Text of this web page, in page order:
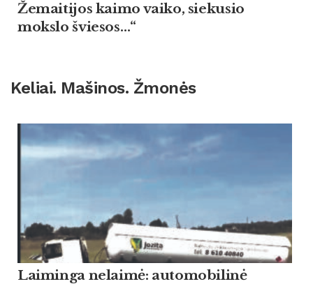
Žemaitijos kaimo vaiko, siekusio
mokslo šviesos…“
Keliai. Mašinos. Žmonės
Laiminga nelaimė: automobilinė